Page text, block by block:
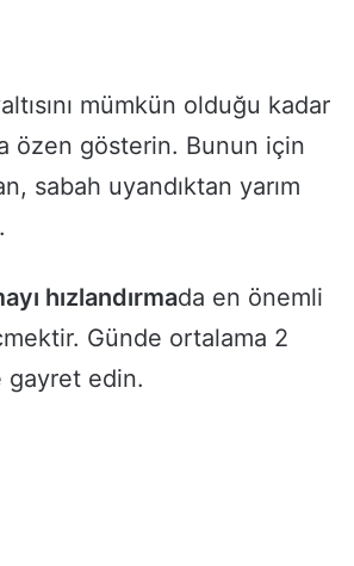
mümkün olduğu kadar
özen gösterin. Bunun için
sabah uyandıktan yarım
hızlandırmada en önemli
Günde ortalama 2
gayret edin.